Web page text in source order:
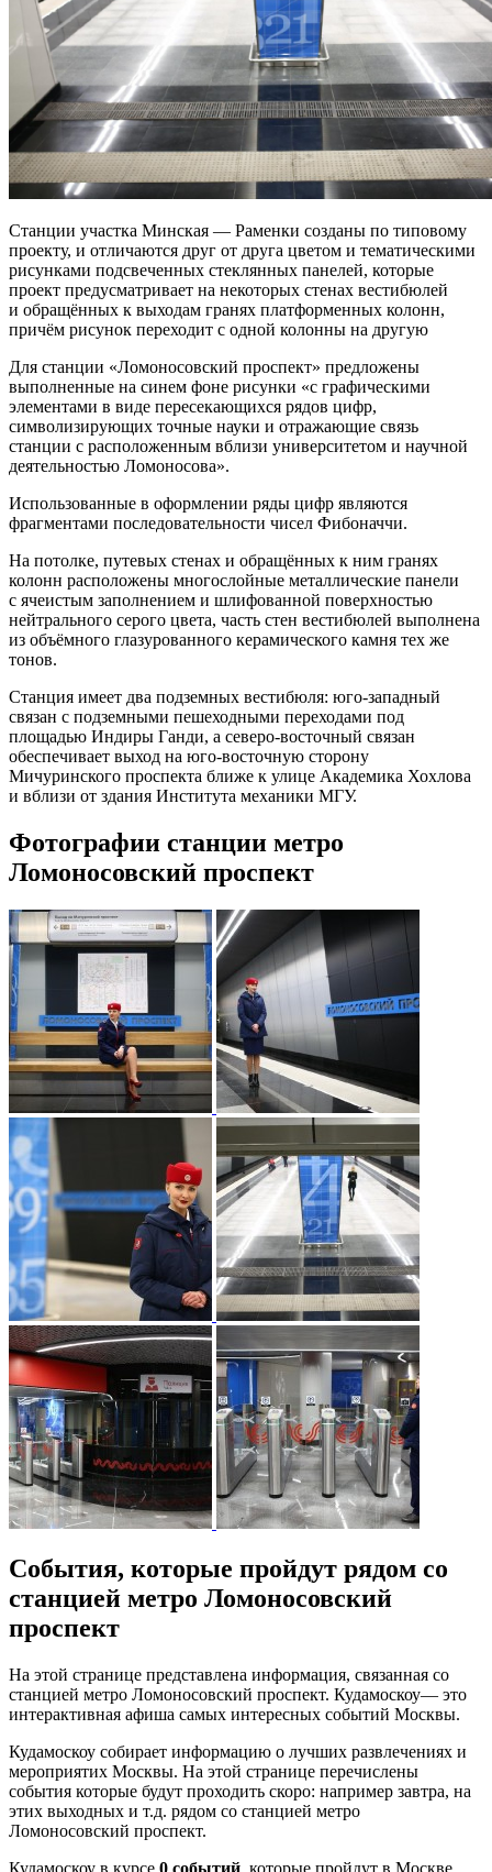
Станции участка Минская — Раменки созданы по типовому
проекту, и отличаются друг от друга цветом и тематическими
рисунками подсвеченных стеклянных панелей, которые
проект предусматривает на некоторых стенах вестибюлей
и обращённых к выходам гранях платформенных колонн,
причём рисунок переходит с одной колонны на другую
Для станции «Ломоносовский проспект» предложены
выполненные на синем фоне рисунки «с графическими
элементами в виде пересекающихся рядов цифр,
символизирующих точные науки и отражающие связь
станции с расположенным вблизи университетом и научной
деятельностью Ломоносова».
Использованные в оформлении ряды цифр являются
фрагментами последовательности чисел Фибоначчи.
На потолке, путевых стенах и обращённых к ним гранях
колонн расположены многослойные металлические панели
с ячеистым заполнением и шлифованной поверхностью
нейтрального серого цвета, часть стен вестибюлей выполнена
из объёмного глазурованного керамического камня тех же
тонов.
Станция имеет два подземных вестибюля: юго-западный
связан с подземными пешеходными переходами под
площадью Индиры Ганди, а северо-восточный связан
обеспечивает выход на юго-восточную сторону
Мичуринского проспекта ближе к улице Академика Хохлова
и вблизи от здания Института механики МГУ.
Фотографии станции метро
Ломоносовский проспект
События, которые пройдут рядом со
станцией метро Ломоносовский
проспект
На этой странице представлена информация, связанная со
станцией метро Ломоносовский проспект. Кудамоскоу— это
интерактивная афиша самых интересных событий Москвы.
Кудамоскоу собирает информацию о лучших развлечениях и
мероприятих Москвы. На этой странице перечислены
события которые будут проходить скоро: например завтра, на
этих выходных и т.д. рядом со станцией метро
Ломоносовский проспект.